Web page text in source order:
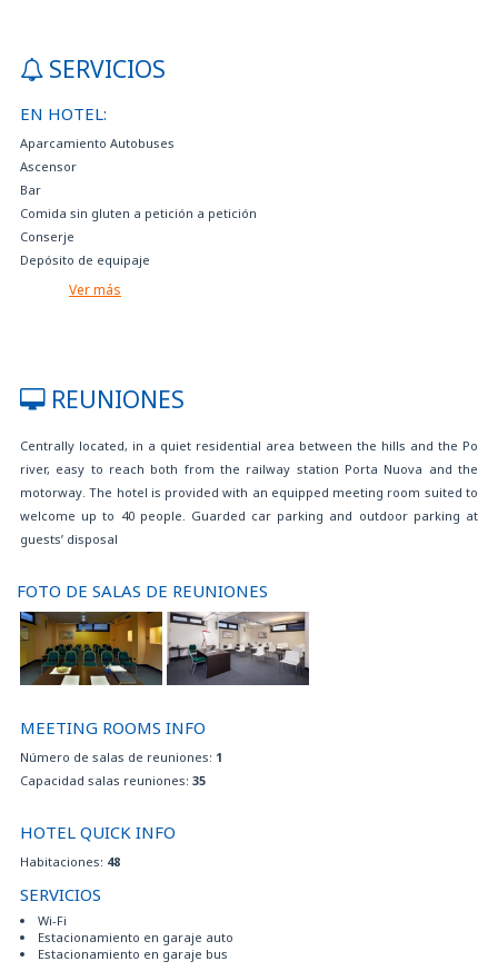
SERVICIOS
EN HOTEL:
Aparcamiento Autobuses
Ascensor
Bar
Comida sin gluten a petición a petición
Conserje
Depósito de equipaje
Estancia gratuita para niño hasta 3 años en habitación con 2 adultos
Personal multilingüe
para obtener más información.
Servicio a la habitación
Servicio de fax y fotocopias
Servicio de internet Wi-Fi gratuito
Servicio de reserva para eventos y servicios turísticos
Si no está incluido en la tarifa reservada, el desayuno tendrá un coste
adicional de 8 EUR por persona y día
Sustainability certification
Tarifa taxi convenida al aeropuerto
EN LA HABITACIÓN:
Caja de seguridad
Maquina para hervir tè y café en todas las habitaciones
Minibar
Secador de pelo
Servicio de internet Wi-Fi gratuito
SKY en todas las habitaciones
Televisión por cable en todas las habitaciones
CERCANÍAS:
Aeropuerto Torino Caselle
Ver más
REUNIONES
Centrally located, in a quiet residential area between the hills and the Po
river, easy to reach both from the railway station Porta Nuova and the
motorway. The hotel is provided with an equipped meeting room suited to
welcome up to 40 people. Guarded car parking and outdoor parking at
guests’ disposal
FOTO DE SALAS DE REUNIONES
MEETING ROOMS INFO
Número de salas de reuniones: 1
Capacidad salas reuniones: 35
HOTEL QUICK INFO
Habitaciones: 48
SERVICIOS
Wi-Fi
Estacionamiento en garaje auto
Estacionamiento en garaje bus